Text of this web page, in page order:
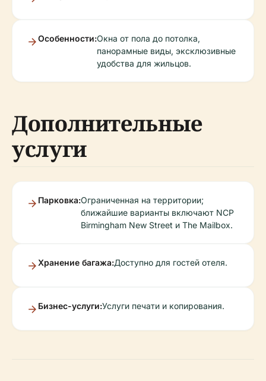
Особенности:Окна от пола до потолка,
панорамные виды, эксклюзивные
удобства для жильцов.
Дополнительные
услуги
Парковка:Ограниченная на территории;
ближайшие варианты включают NCP
Birmingham New Street и The Mailbox.
Хранение багажа:Доступно для гостей отеля.
Бизнес-услуги:Услуги печати и копирования.